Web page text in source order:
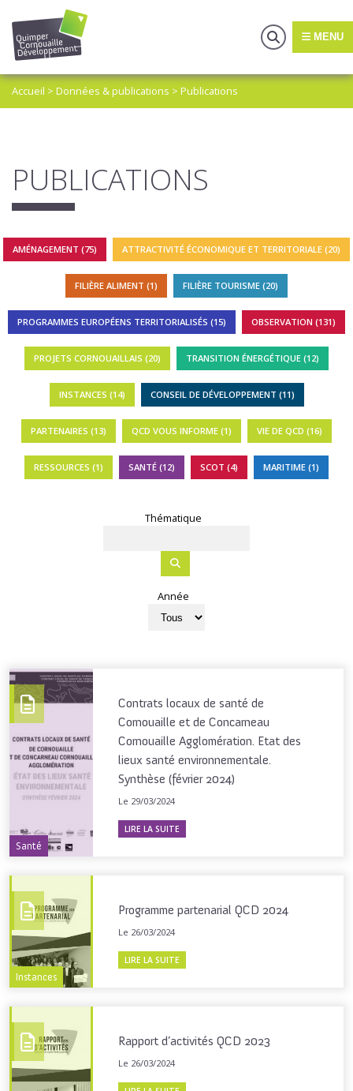
MENU
Accueil > Données & publications > Publications
PUBLICATIONS
AMÉNAGEMENT (75) ATTRACTIVITÉ ÉCONOMIQUE ET TERRITORIALE (20)
FILIÈRE ALIMENT (1) FILIÈRE TOURISME (20)
PROGRAMMES EUROPÉENS TERRITORIALISÉS (15) OBSERVATION (131)
PROJETS CORNOUAILLAIS (20) TRANSITION ÉNERGÉTIQUE (12)
INSTANCES (14) CONSEIL DE DÉVELOPPEMENT (11)
PARTENAIRES (13) QCD VOUS INFORME (1) VIE DE QCD (16)
RESSOURCES (1) SANTÉ (12) SCOT (4) MARITIME (1)
Thématique
Année
Santé
Contrats locaux de santé de
Cornouaille et de Concarneau
Cornouaille Agglomération. Etat des
lieux santé environnementale.
Synthèse (février 2024)
Le 29/03/2024
LIRE LA SUITE
Instances
Programme partenarial QCD 2024
Le 26/03/2024
LIRE LA SUITE
Rapport d’activités QCD 2023
Le 26/03/2024